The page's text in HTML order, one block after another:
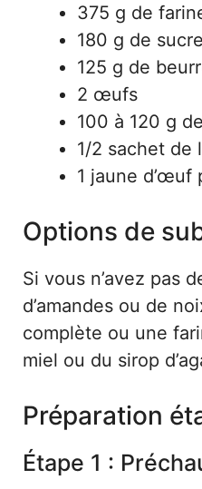
375 g de
180 g de
125 g de
2 œufs
100 à 120 g
1/2 sachet de
1 jaune d’œuf
Options de
Si vous n’avez pas
d’amandes ou de
complète ou une
miel ou du sirop
Préparation
Étape 1 :